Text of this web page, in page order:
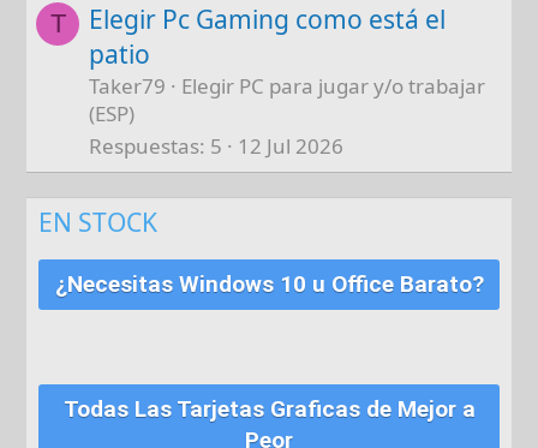
T
Elegir Pc Gaming como está el
patio
Taker79
Elegir PC para jugar y/o trabajar
(ESP)
Respuestas 5 12 Jul 2026
EN STOCK
¿Necesitas Windows 10 u Office Barato?
Todas Las Tarjetas Graficas de Mejor a
Peor